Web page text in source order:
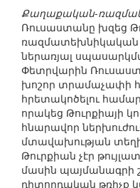
Քաղաքական-
Ռուսաստանը խզեց
ռազմատեխնիկական
ներառյալ
Փետրվարին
խոշոր տրամաչափի
հրետակոծելու
որակեց Թուրքիայի
հնարավոր
մտավախության
Թուրքիան չէր
մասին պայմանագրի
դիտորդական թռիչք